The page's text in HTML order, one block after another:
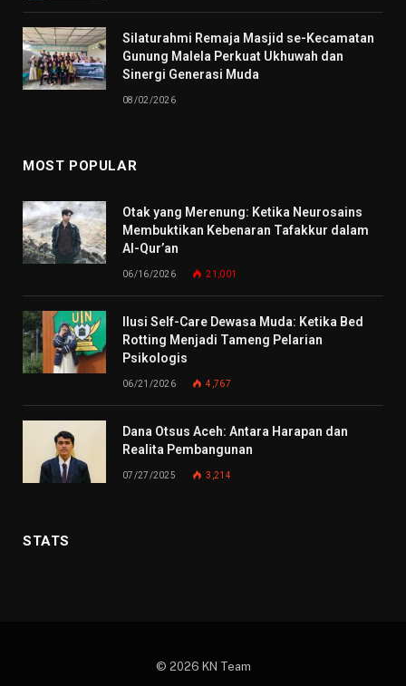
Silaturahmi Remaja Masjid se-Kecamatan
Gunung Malela Perkuat Ukhuwah dan
Sinergi Generasi Muda
08/02/2026
MOST POPULAR
Otak yang Merenung: Ketika Neurosains
Membuktikan Kebenaran Tafakkur dalam
Al-Qur’an
06/16/2026 21,001
Ilusi Self-Care Dewasa Muda: Ketika Bed
Rotting Menjadi Tameng Pelarian
Psikologis
06/21/2026 4,767
Dana Otsus Aceh: Antara Harapan dan
Realita Pembangunan
07/27/2025 3,214
STATS
© 2026 KN Team